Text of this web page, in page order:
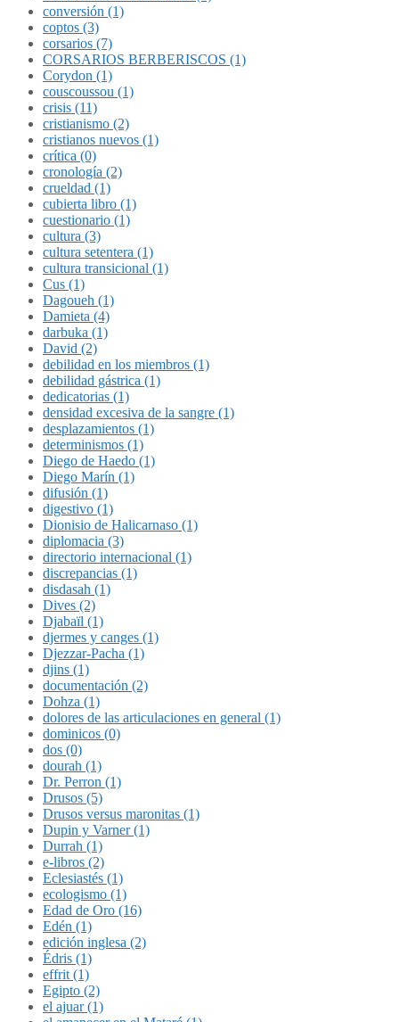
conversión (1)
coptos (3)
corsarios (7)
CORSARIOS BERBERISCOS (1)
Corydon (1)
couscoussou (1)
crisis (11)
cristianismo (2)
cristianos nuevos (1)
crítica (0)
cronología (2)
crueldad (1)
cubierta libro (1)
cuestionario (1)
cultura (3)
cultura setentera (1)
cultura transicional (1)
Cus (1)
Dagoueh (1)
Damieta (4)
darbuka (1)
David (2)
debilidad en los miembros (1)
debilidad gástrica (1)
dedicatorias (1)
densidad excesiva de la sangre (1)
desplazamientos (1)
determinismos (1)
Diego de Haedo (1)
Diego Marín (1)
difusión (1)
digestivo (1)
Dionisio de Halicarnaso (1)
diplomacia (3)
directorio internacional (1)
discrepancias (1)
disdasah (1)
Dives (2)
Djabaïl (1)
djermes y canges (1)
Djezzar-Pacha (1)
djins (1)
documentación (2)
Dohza (1)
dolores de las articulaciones en general (1)
dominicos (0)
dos (0)
dourah (1)
Dr. Perron (1)
Drusos (5)
Drusos versus maronitas (1)
Dupin y Varner (1)
Durrah (1)
e-libros (2)
Eclesiastés (1)
ecologismo (1)
Edad de Oro (16)
Edén (1)
edición inglesa (2)
Édris (1)
effrit (1)
Egipto (2)
el ajuar (1)